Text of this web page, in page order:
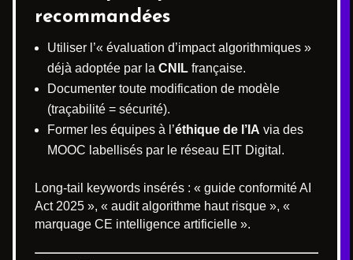
recommandées
Utiliser l’« évaluation d’impact algorithmiques »
déjà adoptée par la CNIL française.
Documenter toute modification de modèle
(traçabilité = sécurité).
Former les équipes à l’éthique de l’IA via des
MOOC labellisés par le réseau EIT Digital.
Long-tail keywords insérés : « guide conformité AI
Act 2025 », « audit algorithme haut risque », «
marquage CE intelligence artificielle ».